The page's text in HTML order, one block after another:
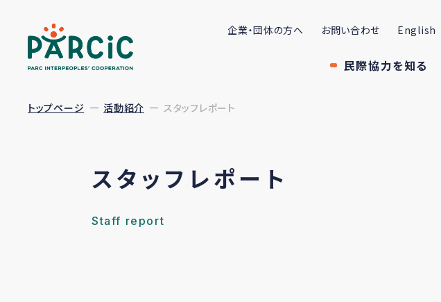
企業・団体の方へ お問い合わせ English
民際協力を知る
トップページ 活動紹介 スタッフレポート
スタッフレポート
Staff report